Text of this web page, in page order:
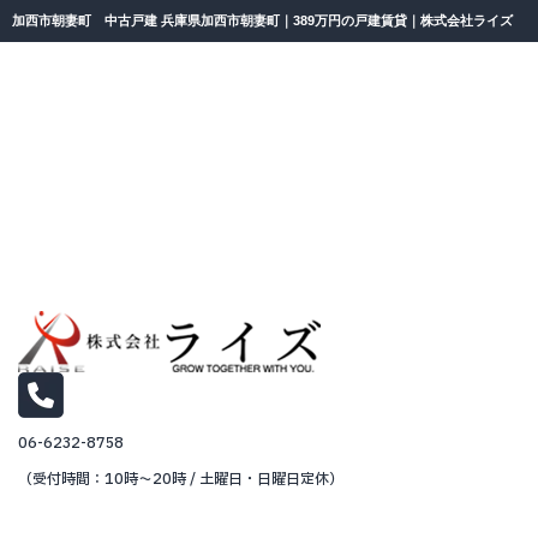
加西市朝妻町 中古戸建 兵庫県加西市朝妻町｜389万円の戸建賃貸｜株式会社ライズ
06-6232-8758
（受付時間：10時～20時 / 土曜日・日曜日定休）